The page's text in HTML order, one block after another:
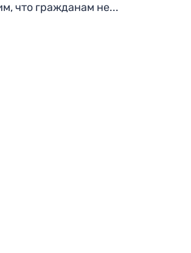
что гражданам не...